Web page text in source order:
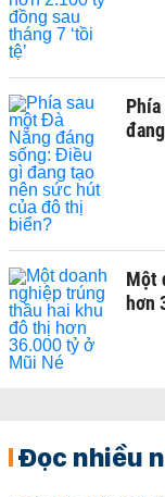
Một
hơn
Đọc nhiều